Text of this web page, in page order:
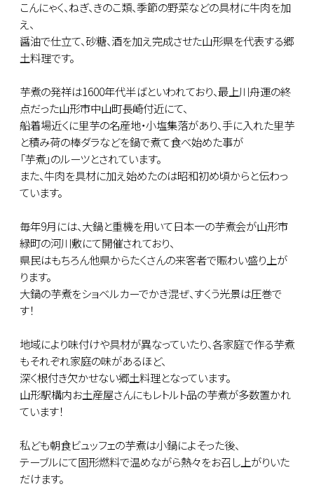
こんにゃく、ねぎ、きのこ類、季節の野菜などの具材に牛肉を加
え、
醤油で仕立て、砂糖、酒を加え完成させた山形県を代表する郷
土料理です。
芋煮の発祥は1600年代半ばといわれており、最上川舟運の終
点だった山形市中山町長崎付近にて、
船着場近くに里芋の名産地・小塩集落があり、手に入れた里芋
と積み荷の棒ダラなどを鍋で煮て食べ始めた事が
「芋煮」のルーツとされています。
また、牛肉を具材に加え始めたのは昭和初め頃からと伝わっ
ています。
毎年9月には、大鍋と重機を用いて日本一の芋煮会が山形市
緑町の河川敷にて開催されており、
県民はもちろん他県からたくさんの来客者で賑わい盛り上が
ります。
大鍋の芋煮をショベルカーでかき混ぜ、すくう光景は圧巻で
す！
地域により味付けや具材が異なっていたり、各家庭で作る芋煮
もそれぞれ家庭の味があるほど、
深く根付き欠かせない郷土料理となっています。
山形駅構内お土産屋さんにもレトルト品の芋煮が多数置かれ
ています！
私ども朝食ビュッフェの芋煮は小鍋によそった後、
テーブルにて固形燃料で温めながら熱々をお召し上がりいた
だけます。